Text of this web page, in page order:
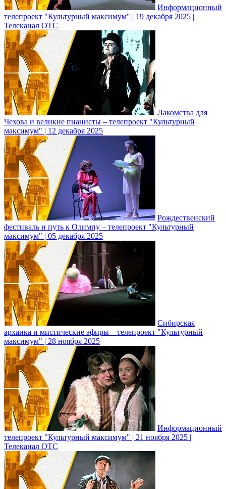
Информационный
телепроект "Культурный максимум" | 19 декабря 2025 |
Телеканал ОТС
Лакомства для
Чехова и великие пианисты – телепроект "Культурный
максимум" | 12 декабря 2025
Рождественский
фестиваль и путь к Олимпу – телепроект "Культурный
максимум" | 05 декабря 2025
Сибирская
архаика и мистические эфиры – телепроект "Культурный
максимум" | 28 ноября 2025
Информационный
телепроект "Культурный максимум" | 21 ноября 2025 |
Телеканал ОТС